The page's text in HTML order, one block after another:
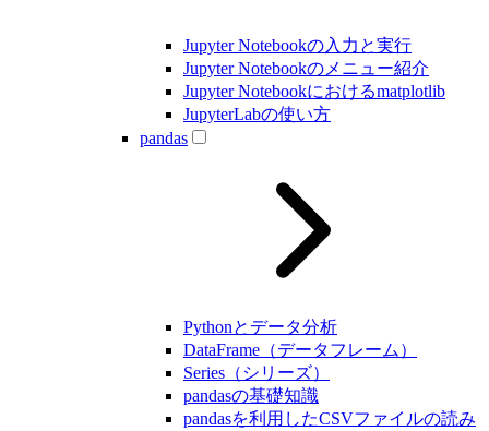
Jupyter Notebookの入力と実行
Jupyter Notebookのメニュー紹介
Jupyter Notebookにおけるmatplotlib
JupyterLabの使い方
pandas
Pythonとデータ分析
DataFrame（データフレーム）
Series（シリーズ）
pandasの基礎知識
pandasを利用したCSVファイルの読み